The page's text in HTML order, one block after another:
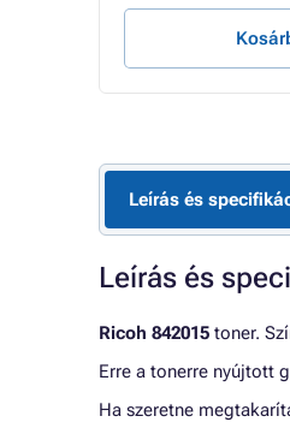
Leírás és
Leírás és
Ricoh 842015 toner.
Erre a tonerre nyújtott
Ha szeretne